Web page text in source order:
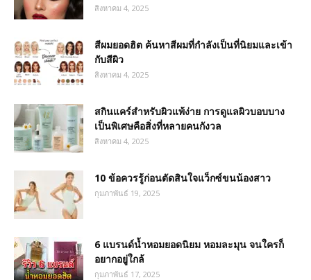
สิงหาคม 4, 2025
สีผมยอดฮิต ค้นหาสีผมที่กำลังเป็นที่นิยมและเข้า
กับสีผิว
สิงหาคม 4, 2025
สกินแคร์สำหรับผิวแพ้ง่าย การดูแลผิวบอบบาง
เป็นพิเศษคือสิ่งที่หลายคนกังวล
สิงหาคม 4, 2025
10 ข้อควรรู้ก่อนตัดสินใจแว็กซ์ขนน้องสาว
กุมภาพันธ์ 19, 2025
6 แบรนด์น้ำหอมยอดนิยม หอมละมุน จนใครก็
อยากอยู่ใกล้
กุมภาพันธ์ 17, 2025